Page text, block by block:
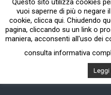
Questo sito utilizza cookies
vuoi saperne di più o negare
cookie, clicca qui. Chiudendo
pagina, cliccando su un link o
maniera, acconsenti all'uso dei
consulta informativa
Leggi